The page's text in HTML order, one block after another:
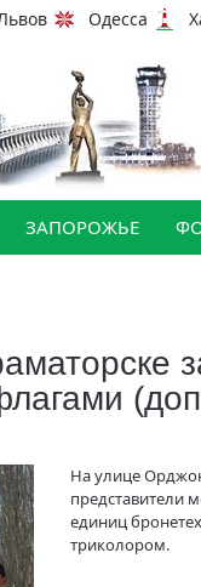
Одесса
ЗАПОРОЖЬЕ
На улице
представители
единиц
триколором.